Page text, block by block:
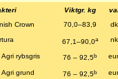
Viktgr. kg
Crown 70,0–83,9
67,1–90,0a
Agri rybsgris 76 – 92,5b
Agri grund 76 – 92,5b